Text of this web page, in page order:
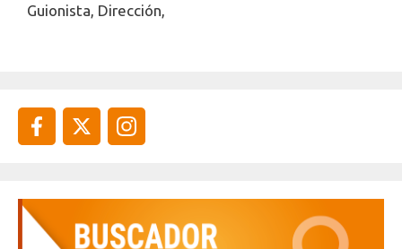
Guionista, Dirección,